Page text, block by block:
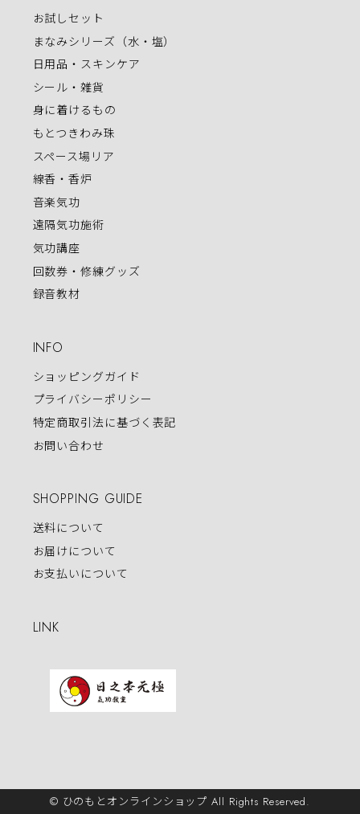
お試しセット
まなみシリーズ（水・塩）
日用品・スキンケア
シール・雑貨
身に着けるもの
もとつきわみ珠
スペース場リア
線香・香炉
音楽気功
遠隔気功施術
気功講座
回数券・修練グッズ
録音教材
INFO
ショッピングガイド
プライバシーポリシー
特定商取引法に基づく表記
お問い合わせ
SHOPPING GUIDE
送料について
お届けについて
お支払いについて
LINK
© ひのもとオンラインショップ All Rights Reserved.